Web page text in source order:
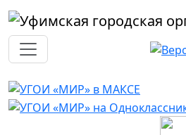
Перейти к основному содержанию